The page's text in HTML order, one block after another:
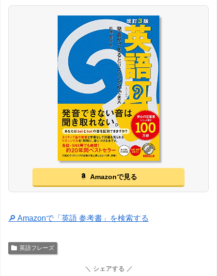
Amazonで見る
🔎 Amazonで「英語 参考書」を検索する
英語フレーズ
＼ シェアする ／